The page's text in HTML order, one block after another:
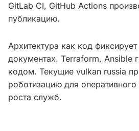
GitLab CI, GitHub Actions
публикацию.
Архитектура как код
документах. Terraform, Ansible
кодом. Текущие vulkan russia
роботизацию для
роста служб.